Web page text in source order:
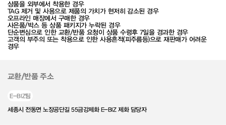
상품을 외부에서 착용한 경우
TAG 제거 및 사용으로 제품의 가치가 현저히 감소된 경우
오프라인 매장에서 구매한 경우
사은품/박스 등 상품 패키지가 누락된 경우
단순변심으로 인한 교환/반품 요청이 상품 수령후 7일을 경과한 경우
고객의 부주의 또는 착용으로 인한 사용흔적(피주름등)으로 재판매가 어려운
경우
교환/반품 주소
E-BIZ팀
세종시 전동면 노장공단길 55금강제화 E-BIZ 제화 담당자